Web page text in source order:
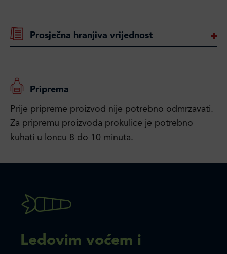
Prosječna hranjiva vrijednost
Priprema
Prije pripreme proizvod nije potrebno odmrzavati.
Za pripremu proizvoda prokulice je potrebno
kuhati u loncu 8 do 10 minuta.
Ledovim voćem i